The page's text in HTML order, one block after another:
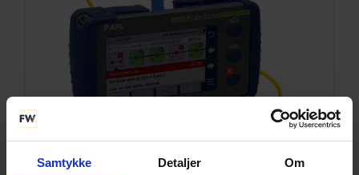
Samtykke Detaljer Om
AFL FS200-100 OTDR 1310/1550 nm